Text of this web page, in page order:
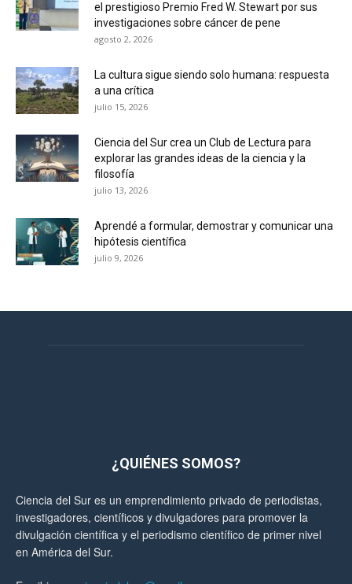
el prestigioso Premio Fred W. Stewart por sus
investigaciones sobre cáncer de pene
agosto 2, 2026
La cultura sigue siendo solo humana: respuesta
a una crítica
julio 15, 2026
Ciencia del Sur crea un Club de Lectura para
explorar las grandes ideas de la ciencia y la
filosofía
julio 13, 2026
Aprendé a formular, demostrar y comunicar una
hipótesis científica
julio 9, 2026
¿QUIÉNES SOMOS?
Ciencia del Sur es un emprendimiento privado de periodistas,
investigadores, científicos y divulgadores para promover la
divulgación científica y el periodismo científico de primer nivel
en América del Sur.